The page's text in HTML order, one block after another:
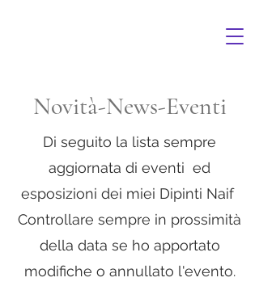
Novità-News-Eventi
Di seguito la lista sempre
aggiornata di eventi ed
esposizioni dei miei Dipinti Naif
Controllare sempre in prossimità
della data se ho apportato
modifiche o annullato l'evento.